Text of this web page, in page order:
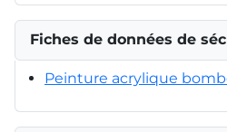
Fiches de données de
Peinture acrylique